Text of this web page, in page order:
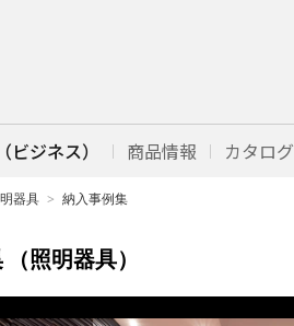
ジネス） 商品情報 カタログ
器具 納入事例集
（照明器具）